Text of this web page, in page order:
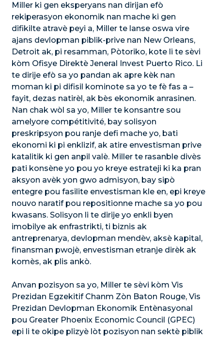
Miller ki gen eksperyans nan dirijan efò
rekiperasyon ekonomik nan mache ki gen
difikilte atravè peyi a, Miller te lanse oswa vire
ajans devlopman piblik-prive nan New Orleans,
Detroit ak, pi resamman, Pòtoriko, kote li te sèvi
kòm Ofisye Direktè Jeneral Invest Puerto Rico. Li
te dirije efò sa yo pandan ak apre kèk nan
moman ki pi difisil kominote sa yo te fè fas a –
fayit, dezas natirèl, ak bès ekonomik anrasinen.
Nan chak wòl sa yo, Miller te konsantre sou
amelyore compétitivité, bay solisyon
preskripsyon pou ranje defi mache yo, bati
ekonomi ki pi enklizif, ak atire envestisman prive
katalitik ki gen anpil valè. Miller te rasanble divès
pati konsène yo pou yo kreye estrateji ki ka pran
aksyon avèk yon gwo admisyon, bay sipò
entegre pou fasilite envestisman kle en, epi kreye
nouvo naratif pou repositionne mache sa yo pou
kwasans. Solisyon li te dirije yo enkli byen
imobilye ak enfrastrikti, ti biznis ak
antreprenarya, devlopman mendèv, aksè kapital,
finansman pwojè, envestisman etranje dirèk ak
komès, ak plis ankò.
Anvan pozisyon sa yo, Miller te sèvi kòm Vis
Prezidan Egzekitif Chanm Zòn Baton Rouge, Vis
Prezidan Devlopman Ekonomik Entènasyonal
pou Greater Phoenix Economic Council (GPEC)
epi li te okipe plizyè lòt pozisyon nan sektè piblik